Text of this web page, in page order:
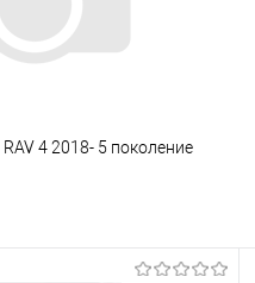
4 2018- 5 поколение